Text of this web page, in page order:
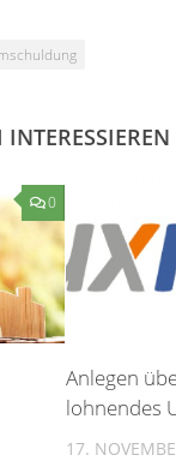
0
Anlegen
lohnendes
17.